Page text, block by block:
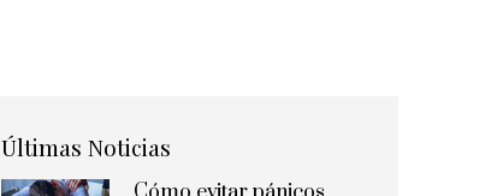
Últimas Noticias